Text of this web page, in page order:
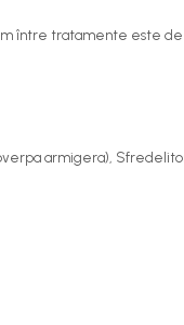
între tratamente este
armigera),